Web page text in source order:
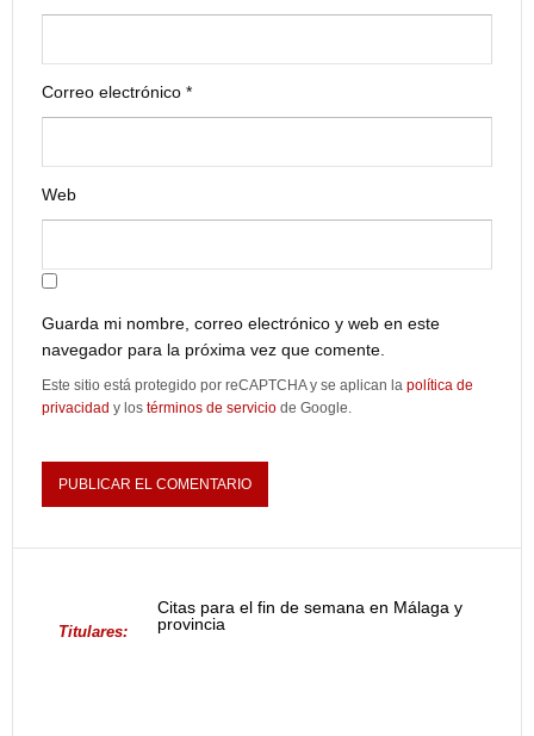
Correo electrónico *
Web
Guarda mi nombre, correo electrónico y web en este
navegador para la próxima vez que comente.
Este sitio está protegido por reCAPTCHA y se aplican la política de
privacidad y los términos de servicio de Google.
Titulares:
Citas para el fin de semana en Málaga y
provincia